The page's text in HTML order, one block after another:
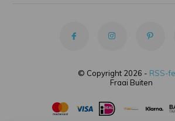
© Copyright 2026 - RSS-
Fraai Buiten